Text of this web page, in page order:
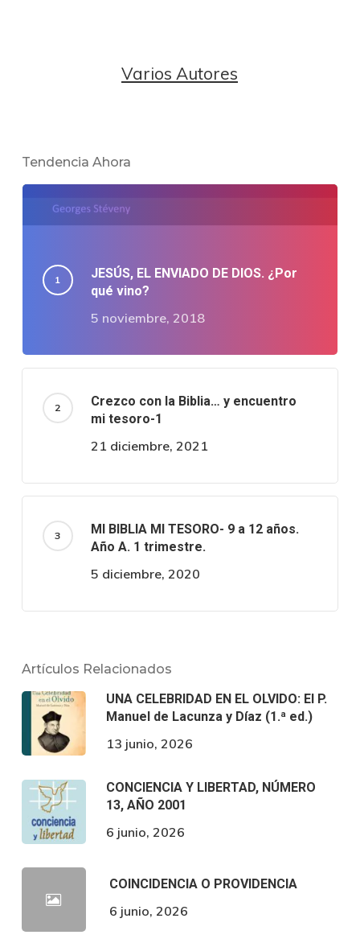
Varios Autores
Tendencia Ahora
JESÚS, EL ENVIADO DE DIOS. ¿Por
qué vino?
5 noviembre, 2018
Crezco con la Biblia… y encuentro
mi tesoro-1
21 diciembre, 2021
MI BIBLIA MI TESORO- 9 a 12 años.
Año A. 1 trimestre.
5 diciembre, 2020
Artículos Relacionados
UNA CELEBRIDAD EN EL OLVIDO: El P.
Manuel de Lacunza y Díaz (1.ª ed.)
13 junio, 2026
CONCIENCIA Y LIBERTAD, NÚMERO
13, AÑO 2001
6 junio, 2026
COINCIDENCIA O PROVIDENCIA
6 junio, 2026